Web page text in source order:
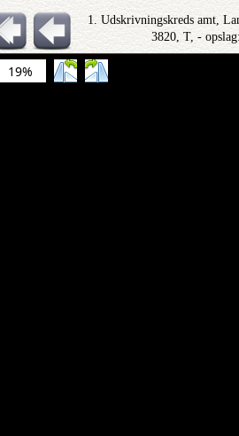
1. Udskrivningskreds amt,
3820, T, -
19%